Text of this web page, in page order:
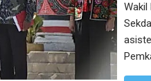
Wakil